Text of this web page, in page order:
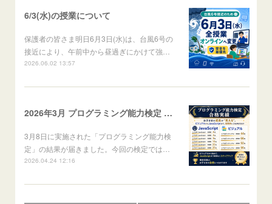
6/3(水)の授業について
保護者の皆さま明日6月3日(水)は、台風6号の
接近により、午前中から昼過ぎにかけて強…
2026.06.02 13:57
2026年3月 プログラミング能力検定 結果報告
3月8日に実施された「プログラミング能力検
定」の結果が届きました。​今回の検定では…
2026.04.24 12:16